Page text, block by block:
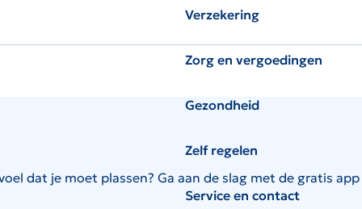
Verzekering
Zorg en vergoedingen
Gezondheid
Zelf regelen
Service en contact
dat je moet plassen? Ga aan de slag met de gratis